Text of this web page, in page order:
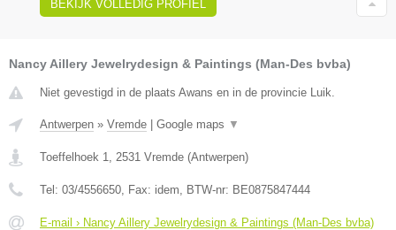
BEKIJK VOLLEDIG PROFIEL
Nancy Aillery Jewelrydesign & Paintings (Man-Des bvba)
Niet gevestigd in de plaats Awans en in de provincie Luik.
Antwerpen » Vremde | Google maps ▼
Toeffelhoek 1 2531 Vremde (Antwerpen)
Tel: 03/4556650 , Fax: idem , BTW-nr: BE0875847444
E-mail › Nancy Aillery Jewelrydesign & Paintings (Man-Des bvba)